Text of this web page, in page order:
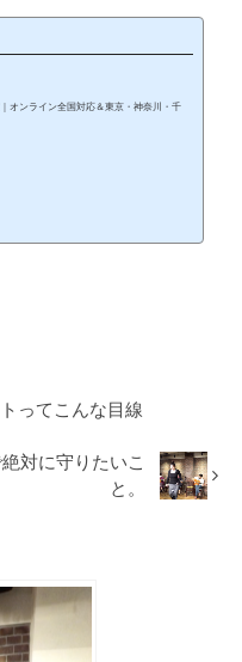
オンライン全国対応＆東京・神奈川・千
ってこんな目線
対に守りたいこ
と。